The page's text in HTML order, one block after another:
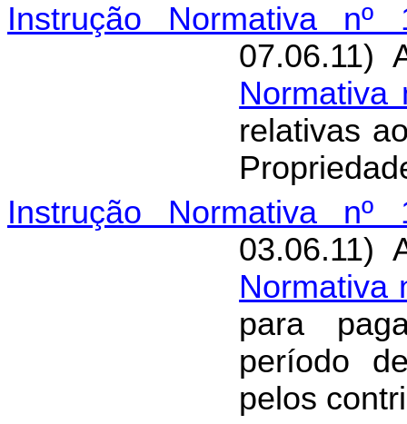
Instrução Normativa nº
07.06.11)
Normativa
relativas
Instrução Normativa nº
03.06.11)
Normativa
para
período
pelos